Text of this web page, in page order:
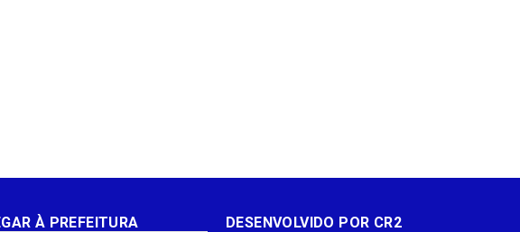
À PREFEITURA DESENVOLVIDO POR CR2